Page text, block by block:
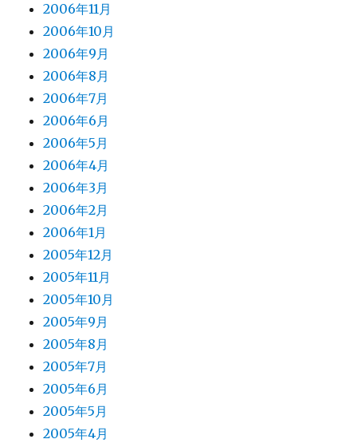
2006年11月
2006年10月
2006年9月
2006年8月
2006年7月
2006年6月
2006年5月
2006年4月
2006年3月
2006年2月
2006年1月
2005年12月
2005年11月
2005年10月
2005年9月
2005年8月
2005年7月
2005年6月
2005年5月
2005年4月